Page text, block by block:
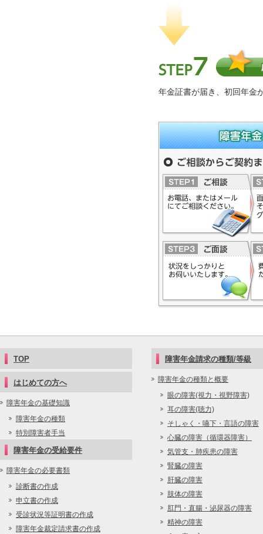
年金証書が届き、初回年金
障害年金（受給要件、申
険労務士事務所へ
ご相談からご契約までの流
TOP
はじめての方へ
障害年金の基礎知識
障害年金の種類
特別障害者手当
障害年金の受給要件
障害年金の必要書類
診断書の作成
申立書の作成
受診状況等証明書の作成
障害年金裁定請求書の作成
障害年金請求の種類/等級
障害年金の種類と概要
眼の障害(視力・視野障害)
耳の障害(聴力)
そしゃく・嚥下・言語の障害
心臓の障害（循環器障害）
気管支・肺疾患の障害
腎臓の障害
肝臓の障害
肢体の障害
肛門・直腸・泌尿器の障害
精神の障害